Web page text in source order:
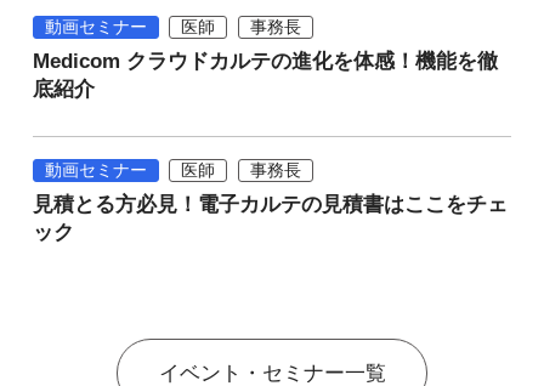
動画セミナー 医師 事務長
Medicom クラウドカルテの進化を体感！機能を徹
底紹介
動画セミナー 医師 事務長
見積とる方必見！電子カルテの見積書はここをチェ
ック
イベント・セミナー一覧